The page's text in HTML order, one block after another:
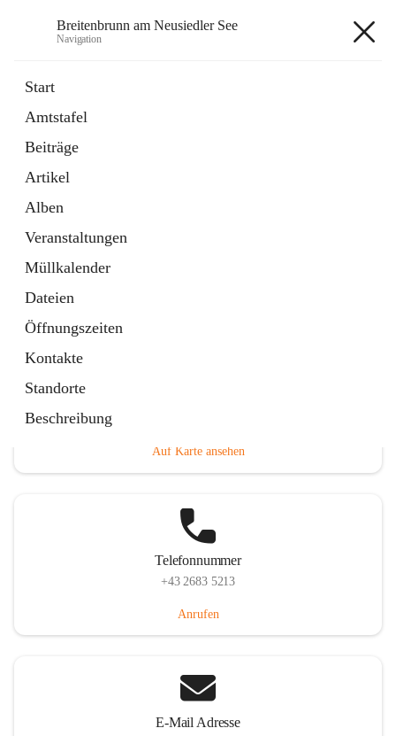
Breitenbrunn am Neusiedler See
Navigation
Start
Amtstafel
Beiträge
Artikel
Alben
Veranstaltungen
Müllkalender
Dateien
Öffnungszeiten
Kontakte
Standorte
Beschreibung
18 Schnellzugriffe
Gemeindeservice
Auf Karte ansehen
Telefonnummer
+43 2683 5213
Anrufen
E-Mail Adresse